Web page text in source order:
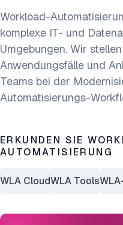
Kontaktieren
Workload-
komplexe IT- und
Umgebungen. Wir
Anwendungsfälle und
Teams bei der
Automatisierungs-
ERKUNDEN SIE
AUTOMATISIERUNG
WLA CloudWLA Tools